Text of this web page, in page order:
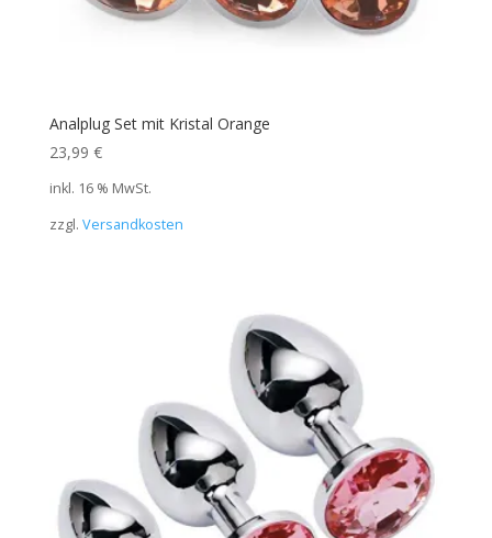
Analplug Set mit Kristal Orange
23,99 €
inkl. 16 % MwSt.
zzgl. Versandkosten